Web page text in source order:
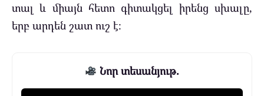
տալ և միայն հետո գիտակցել իրենց սխալը,
երբ արդեն շատ ուշ է։
Նոր տեսանյութ.